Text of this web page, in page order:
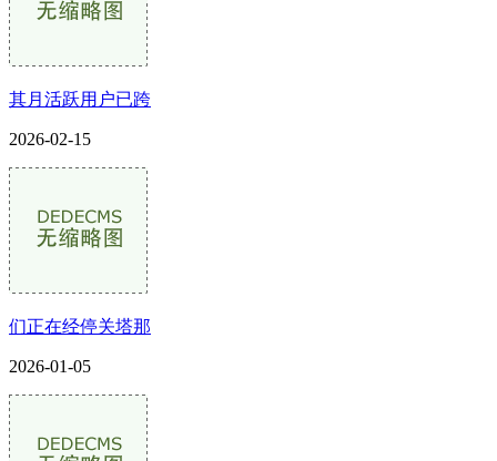
其月活跃用户已跨
2026-02-15
们正在经停关塔那
2026-01-05